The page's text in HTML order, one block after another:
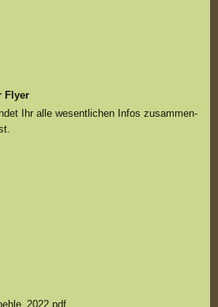
Flyer
Ihr alle wesentlichen Infos zusammen-